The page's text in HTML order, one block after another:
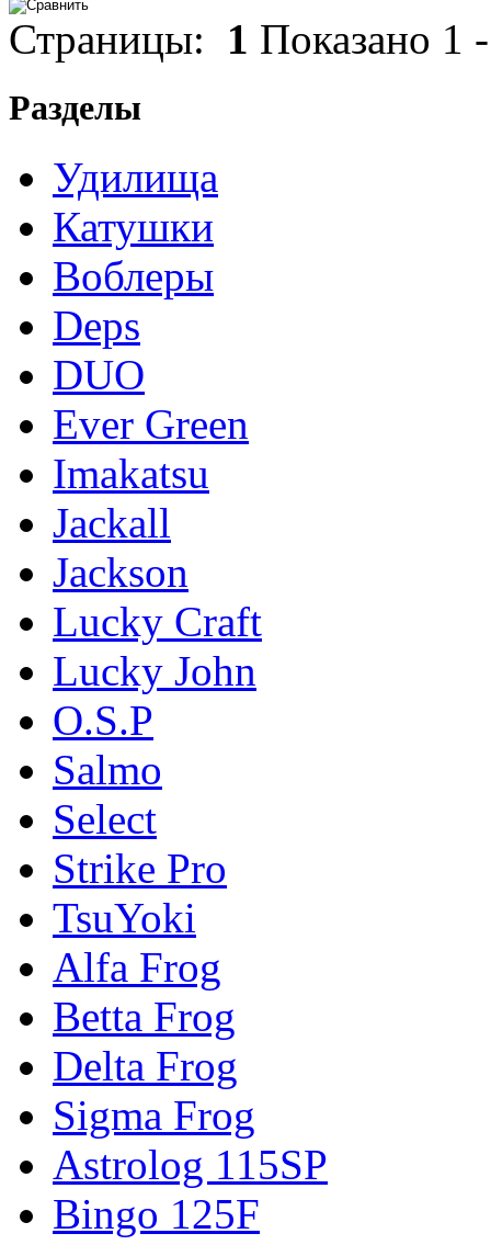
Страницы: 1 Показано 1
Разделы
Удилища
Катушки
Воблеры
Deps
DUO
Ever Green
Imakatsu
Jackall
Jackson
Lucky Craft
Lucky John
O.S.P
Salmo
Select
Strike Pro
TsuYoki
Alfa Frog
Betta Frog
Delta Frog
Sigma Frog
Astrolog 115SP
Bingo 125F